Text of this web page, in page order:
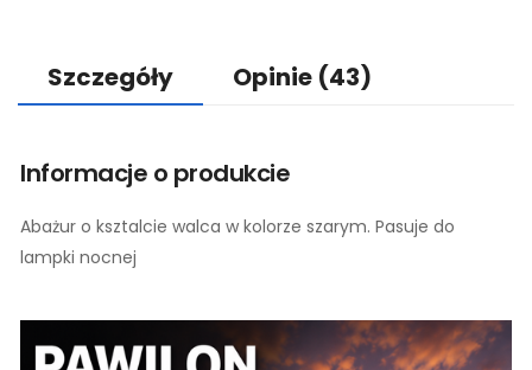
Szczegóły Opinie (43)
Informacje o produkcie
Abażur o ksztalcie walca w kolorze szarym. Pasuje do
lampki nocnej